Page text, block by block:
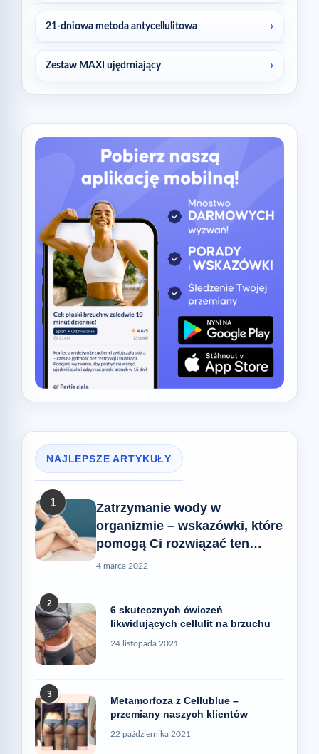
21-dniowa metoda antycellulitowa
Zestaw MAXI ujędrniający
NAJLEPSZE ARTYKUŁY
1
Zatrzymanie wody w
organizmie – wskazówki, które
pomogą Ci rozwiązać ten
problem
4 marca 2022
2
6 skutecznych ćwiczeń
likwidujących cellulit na brzuchu
24 listopada 2021
3
Metamorfoza z Cellublue –
przemiany naszych klientów
22 października 2021